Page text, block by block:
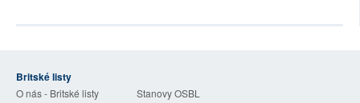
Britské listy
O nás - Britské listy
Stanovy OSBL